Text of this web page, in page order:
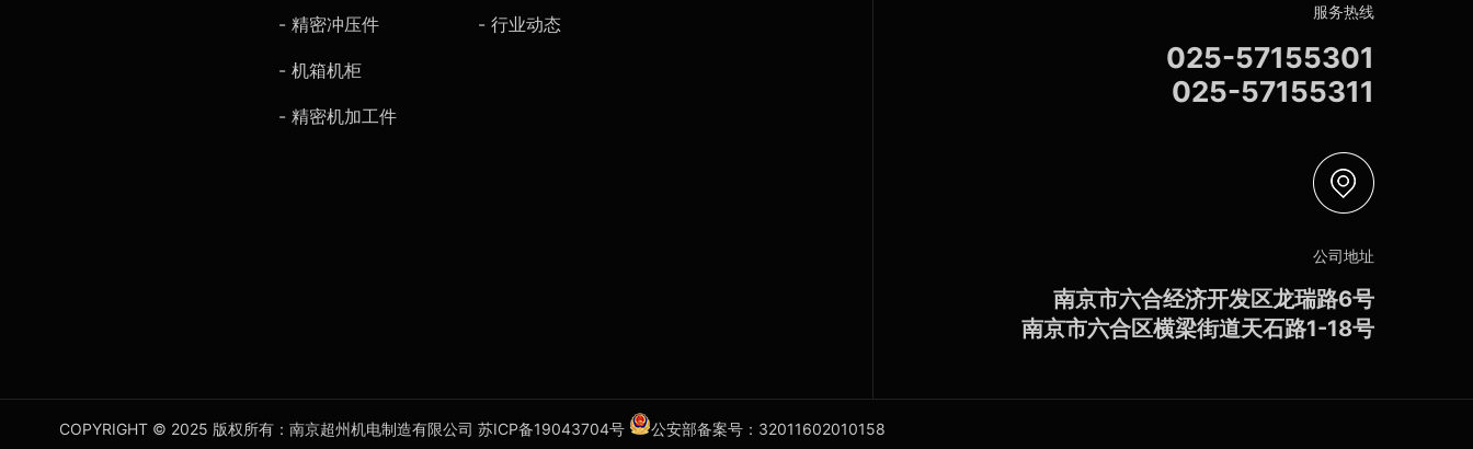
- 精密冲压件
- 机箱机柜
- 精密机加工件
- 行业动态
服务热线
025-57155301
025-57155311
公司地址
南京市六合经济开发区龙瑞路6号
南京市六合区横梁街道天石路1-18号
COPYRIGHT © 2025 版权所有：南京超州机电制造有限公司 苏ICP备19043704号 公安部备案号：32011602010158